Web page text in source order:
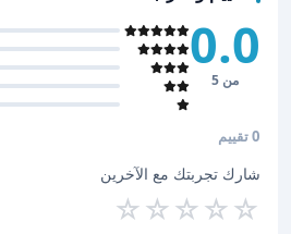
0.0
من 5
0 تقييم
شارك تجربتك مع الآخرين
☆
☆
☆
☆
☆